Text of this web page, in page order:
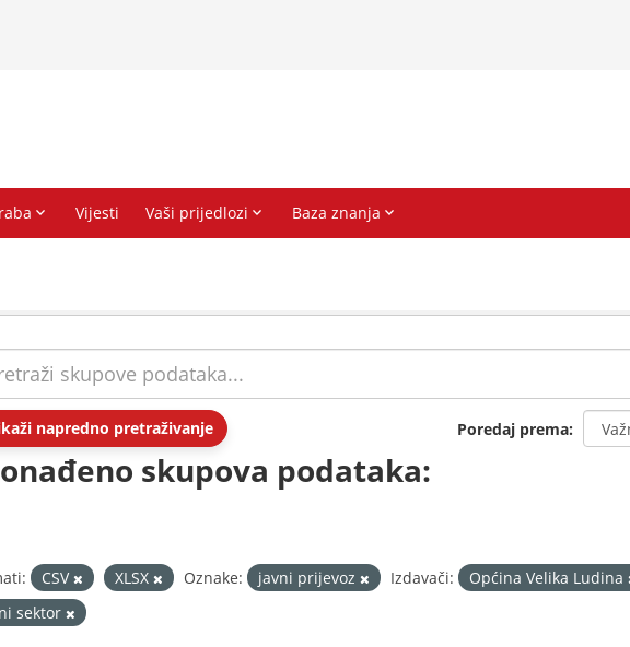
napredno pretraživanje Poredaj prema
skupova podataka:
CSV XLSX Oznake: javni prijevoz Izdavači: Općina Velika Ludina
sektor